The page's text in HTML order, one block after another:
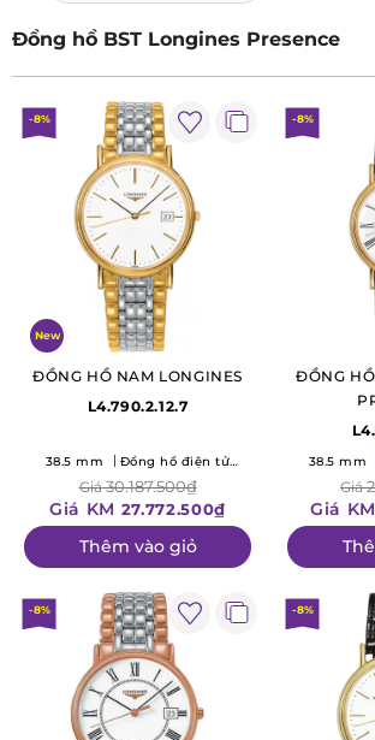
Đồng hồ BST Longines Presence
-8%
New
ĐỒNG HỒ NAM LONGINES
L4.790.2.12.7
38.5 mm
Đồng hồ điện tử
Giá30.187.500₫
Giá KM 27.772.500₫
Thêm vào giỏ
-8%
ĐỒNG
38.5 mm
Giá
Giá KM
-8% -8%